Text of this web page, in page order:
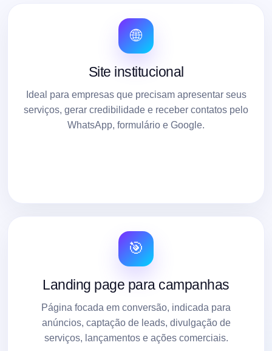
🌐
Site institucional
Ideal para empresas que precisam apresentar seus
serviços, gerar credibilidade e receber contatos pelo
WhatsApp, formulário e Google.
🎯
Landing page para campanhas
Página focada em conversão, indicada para
anúncios, captação de leads, divulgação de
serviços, lançamentos e ações comerciais.